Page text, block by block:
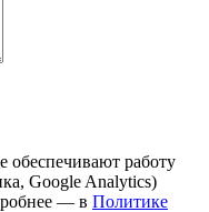
обеспечивают работу
Google Analytics)
— в Политике